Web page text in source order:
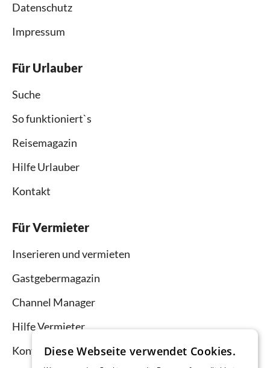
Datenschutz
Impressum
Für Urlauber
Suche
So funktioniert`s
Reisemagazin
Hilfe Urlauber
Kontakt
Für Vermieter
Inserieren und vermieten
Gastgebermagazin
Channel Manager
Hilfe Vermieter
KontaktDiese Webseite verwendet Cookies.